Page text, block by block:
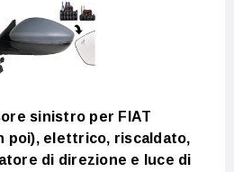
sinistro per FIAT
poi), elettrico, riscaldato,
di direzione e luce di